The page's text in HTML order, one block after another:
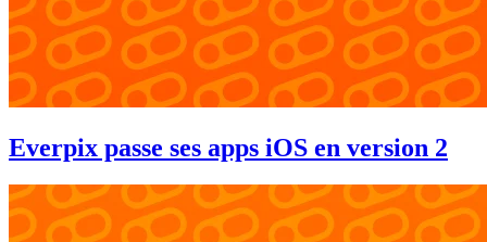
Everpix passe ses apps iOS en version 2